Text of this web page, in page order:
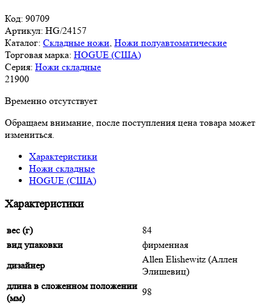
Код: 90709
Артикул: HG/24157
Каталог: Складные ножи Ножи полуавтоматические
Торговая марка: HOGUE (США)
Серия: Ножи складные
21900
Временно отсутствует
Обращаем внимание, после поступления цена товара может
измениться.
Характеристики
Ножи складные
HOGUE (США)
Характеристики
вес (г)
84
вид упаковки
фирменная
дизайнер
Allen Elishewitz (Аллен
Элишевиц)
длина в сложенном положении
(мм)
98